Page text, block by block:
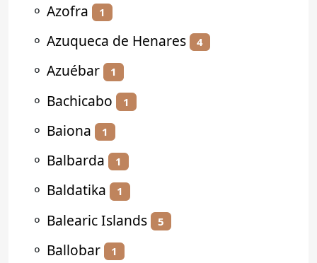
⚬ Azofra 1
⚬ Azuqueca de Henares 4
⚬ Azuébar 1
⚬ Bachicabo 1
⚬ Baiona 1
⚬ Balbarda 1
⚬ Baldatika 1
⚬ Balearic Islands 5
⚬ Ballobar 1